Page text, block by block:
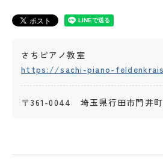
さちピアノ教室
https://sachi-piano-
〒361-0044 埼玉県行田市門井